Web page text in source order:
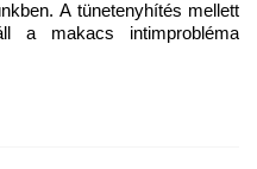
A tünetenyhítés mellett
a makacs intimprobléma